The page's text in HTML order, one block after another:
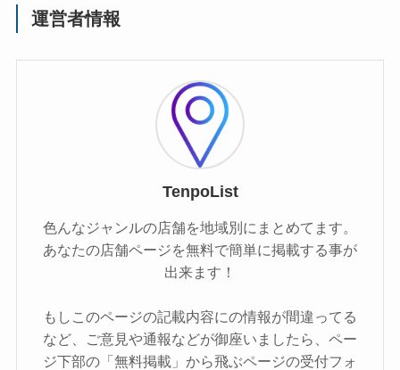
運営者情報
TenpoList
色んなジャンルの店舗を地域別にまとめてます。
あなたの店舗ページを無料で簡単に掲載する事が
出来ます！
もしこのページの記載内容にの情報が間違ってる
など、ご意見や通報などが御座いましたら、ペー
ジ下部の「無料掲載」から飛ぶページの受付フォ